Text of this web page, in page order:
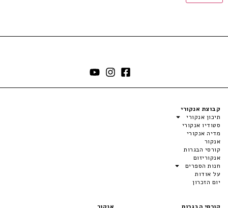
קבוצת אנקורי
תיכון אנקורי
סטודיו אנקורי
מדיה אנקורי
אנקור
קורסי הבגרות
אנקוריזום
חנות הספרים
על אודות
יום הזכרון